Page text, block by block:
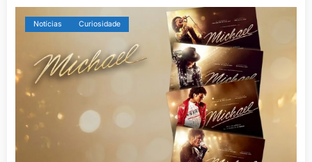
Notícias Curiosidade